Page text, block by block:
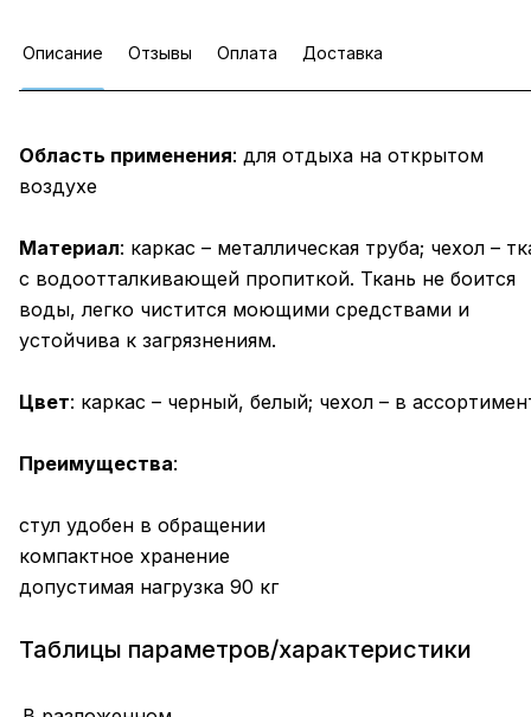
Описание Отзывы Оплата Доставка
Область применения: для отдыха на открытом
воздухе
Материал: каркас – металлическая труба; чехол –
с водоотталкивающей пропиткой. Ткань не боится
воды, легко чистится моющими средствами и
устойчива к загрязнениям.
Цвет: каркас – черный, белый; чехол – в
Преимущества:
стул удобен в обращении
компактное хранение
допустимая нагрузка 90 кг
Таблицы параметров/характеристики